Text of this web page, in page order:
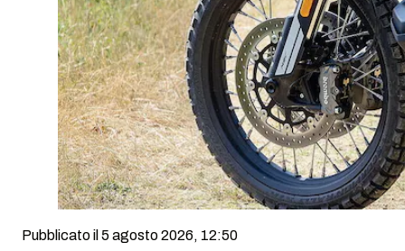
Pubblicato il 5 agosto 2026, 12:50